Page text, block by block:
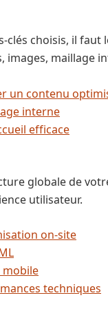
clés choisis, il
images, maillage
un contenu
interne
efficace
globale de
utilisateur.
on-site
techniques